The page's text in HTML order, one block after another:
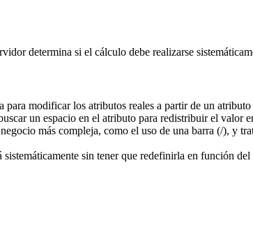
determina si el cálculo debe realizarse
para modificar los atributos reales a partir de un
un espacio en el atributo para redistribuir el
más compleja, como el uso de una barra (/), y
sin tener que redefinirla en función